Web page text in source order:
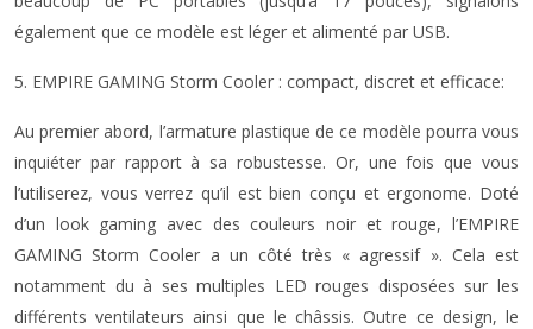
également que ce modèle est léger et alimenté par USB.
5. EMPIRE GAMING Storm Cooler : compact, discret et efficace:
Au premier abord, l’armature plastique de ce modèle pourra vous
inquiéter par rapport à sa robustesse. Or, une fois que vous
l’utiliserez, vous verrez qu’il est bien conçu et ergonome. Doté
d’un look gaming avec des couleurs noir et rouge, l’EMPIRE
GAMING Storm Cooler a un côté très « agressif ». Cela est
notamment du à ses multiples LED rouges disposées sur les
différents ventilateurs ainsi que le châssis. Outre ce design, le